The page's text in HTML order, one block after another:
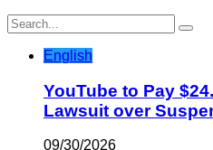
English
YouTube to Pay
Lawsuit over
09/30/2026